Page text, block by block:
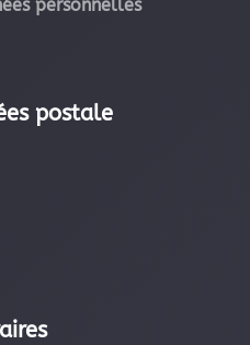
personnelles
postale